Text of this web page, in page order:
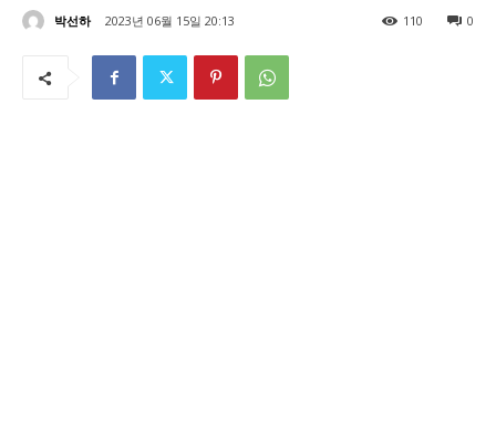
박선하 2023년 06월 15일 20:13 0
110